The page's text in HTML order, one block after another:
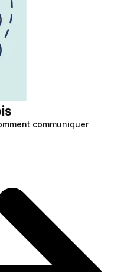
communiquer